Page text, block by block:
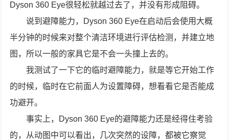
Dyson 360 Eye很轻松就越过去了，并没有形成阻碍。
说到避障能力，Dyson 360 Eye在启动后会使用大概
半分钟的时候来对整个清洁环境进行评估检测，并建立地
图，所以一般的家具它是不会一头撞上去的。
我测试了一下它的临时避障能力，就是等它开始工作
的时候，临时在它前面人为设置障碍，想看看它是否能成
功避开。
事实上，Dyson 360 Eye的避障能力还是经得住考验
的，从动图中可以看出，几次突然的设障，都被它察觉